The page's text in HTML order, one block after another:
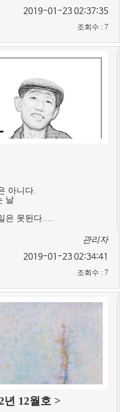
2019-01-23 02:37:35
조회수 : 7
아니다.
날
은 못된다.…
관리자
2019-01-23 02:34:41
조회수 : 7
년 12월호 >